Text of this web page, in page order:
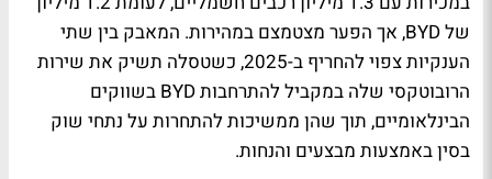
של BYD, אך הפער מצטמצם במהירות. המאבק בין שתי
הענקיות צפוי להחריף ב-2025, כשטסלה תשיק את שירות
הרובוטקסי שלה במקביל להתרחבות BYD בשווקים
הבינלאומיים, תוך שהן ממשיכות להתחרות על נתחי שוק
בסין באמצעות מבצעים והנחות.